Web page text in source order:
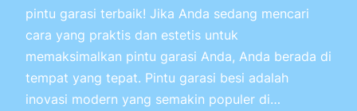
pintu garasi terbaik! Jika Anda sedang mencari
cara yang praktis dan estetis untuk
memaksimalkan pintu garasi Anda, Anda berada di
tempat yang tepat. Pintu garasi besi adalah
inovasi modern yang semakin populer di…